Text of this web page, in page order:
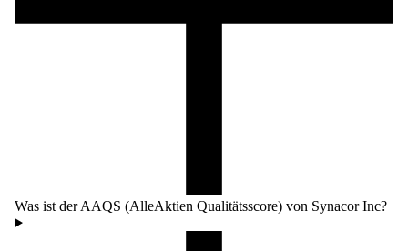
Was ist der AAQS (AlleAktien Qualitätsscore) von Synacor Inc?